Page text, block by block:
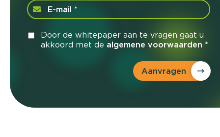
Door de whitepaper aan te vragen gaat u
akkoord met de algemene voorwaarden *
Aanvragen